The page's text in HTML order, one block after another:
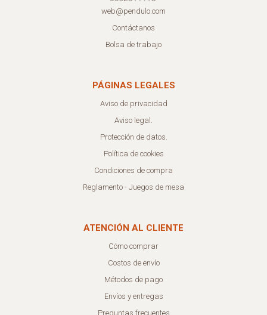
web@pendulo.com
Contáctanos
Bolsa de trabajo
PÁGINAS LEGALES
Aviso de privacidad
Aviso legal.
Protección de datos.
Política de cookies
Condiciones de compra
Reglamento - Juegos de mesa
ATENCIÓN AL CLIENTE
Cómo comprar
Costos de envío
Métodos de pago
Envíos y entregas
Preguntas frecuentes